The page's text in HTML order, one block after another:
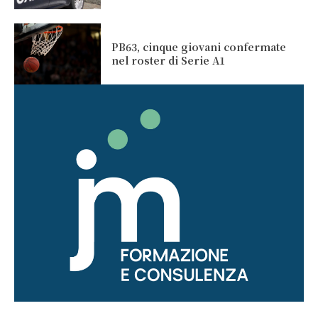
PB63, cinque giovani confermate
nel roster di Serie A1